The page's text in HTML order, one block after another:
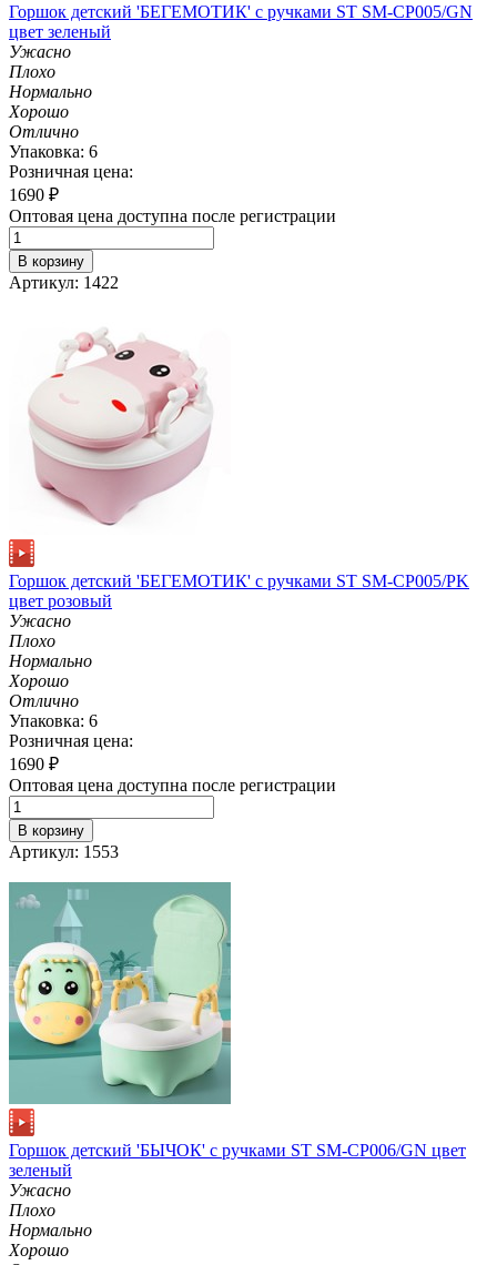
Горшок детский 'БЕГЕМОТИК' с ручками ST SM-CP005/GN
цвет зеленый
Ужасно
Плохо
Нормально
Хорошо
Отлично
Упаковка: 6
Розничная цена:
1690 ₽
Оптовая цена доступна после регистрации
В корзину
Артикул: 1422
Горшок детский 'БЕГЕМОТИК' с ручками ST SM-CP005/PK
цвет розовый
Ужасно
Плохо
Нормально
Хорошо
Отлично
Упаковка: 6
Розничная цена:
1690 ₽
Оптовая цена доступна после регистрации
В корзину
Артикул: 1553
Горшок детский 'БЫЧОК' с ручками ST SM-CP006/GN цвет
зеленый
Ужасно
Плохо
Нормально
Хорошо